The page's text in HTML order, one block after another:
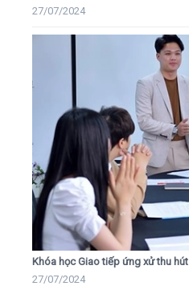
27/07/2024
Khóa học Giao tiếp ứng xử thu hút
27/07/2024